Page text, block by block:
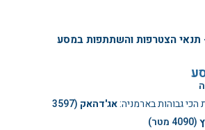
הצטרפות והשתתפות במסע
הכי גבוהות בארמניה:אג'דהאק (3597
(4090 מטר)